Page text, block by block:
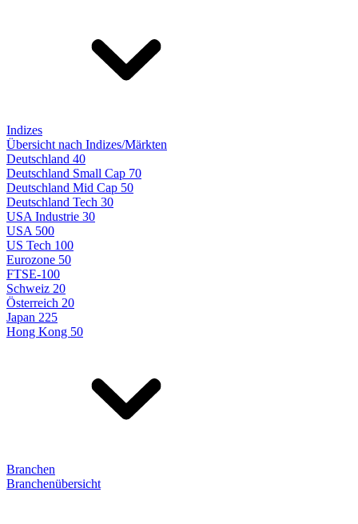
Indizes
Übersicht nach Indizes/Märkten
Deutschland 40
Deutschland Small Cap 70
Deutschland Mid Cap 50
Deutschland Tech 30
USA Industrie 30
USA 500
US Tech 100
Eurozone 50
FTSE-100
Schweiz 20
Österreich 20
Japan 225
Hong Kong 50
Branchen
Branchenübersicht